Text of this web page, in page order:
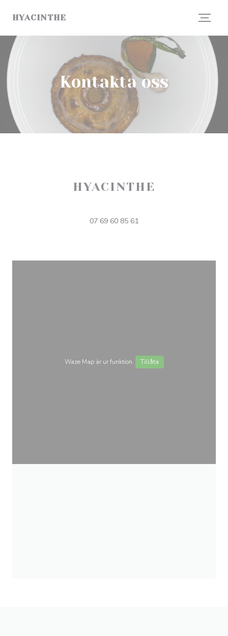
HYACINTHE
Kontakta oss
HYACINTHE
07 69 60 85 61
Waze Map är ur funktion. Tillåta